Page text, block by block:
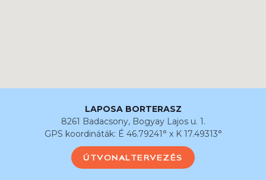
LAPOSA BORTERASZ
8261 Badacsony, Bogyay Lajos u. 1.
GPS koordináták: É 46.79241° x K 17.49313°
ÚTVONALTERVEZÉS